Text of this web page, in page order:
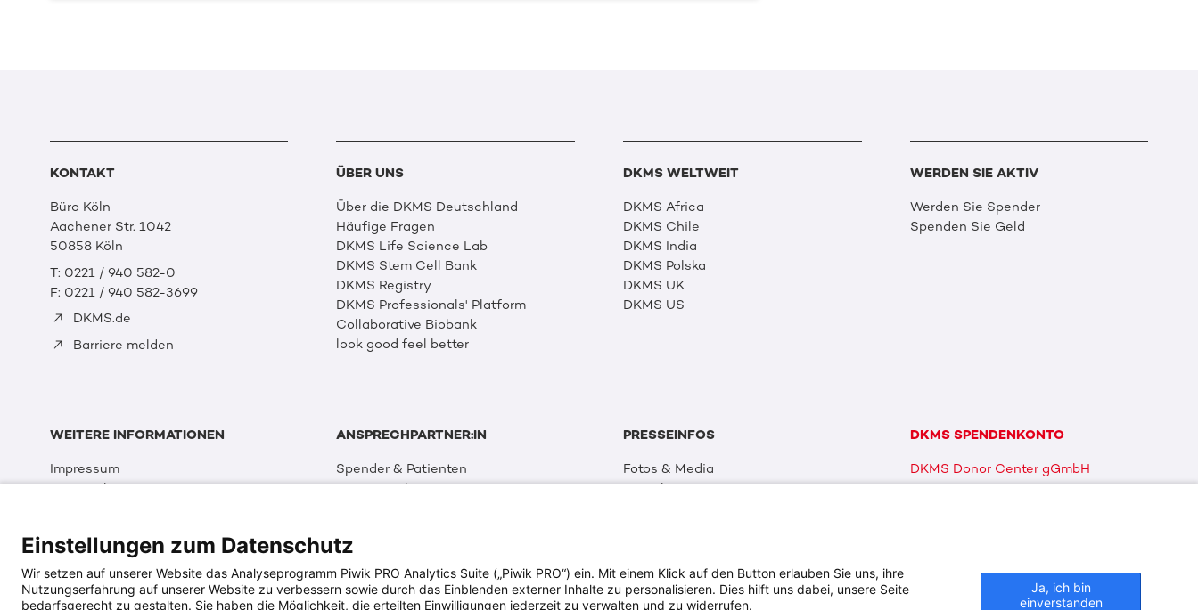
KONTAKT
Büro Köln
Aachener Str. 1042
50858 Köln
T: 0221 / 940 582-0
F: 0221 / 940 582-3699
DKMS.de
Barriere melden
ÜBER UNS
Über die DKMS Deutschland
Häufige Fragen
DKMS Life Science Lab
DKMS Stem Cell Bank
DKMS Registry
DKMS Professionals' Platform
Collaborative Biobank
look good feel better
DKMS WELTWEIT
DKMS Africa
DKMS Chile
DKMS India
DKMS Polska
DKMS UK
DKMS US
WERDEN SIE AKTIV
Werden Sie Spender
Spenden Sie Geld
WEITERE INFORMATIONEN
Impressum
Datenschutz
Erklärung zur Barrierefreiheit
ANSPRECHPARTNER:IN
Spender & Patienten
Patientenaktionen
Event
Medizin & Forschung
Organisation & Transparenz
DKMS Weltweit
PRESSEINFOS
Fotos & Media
Digitale Pressemappen
DKMS SPENDENKONTO
DKMS Donor Center gGmbH
IBAN: DE64641500200000255556
Einstellungen zum Datenschutz
Wir setzen auf unserer Website das Analyseprogramm Piwik PRO Analytics Suite („Piwik PRO“) ein. Mit einem Klick auf den Button erlauben Sie uns, ihre
Nutzungserfahrung auf unserer Website zu verbessern sowie durch das Einblenden externer Inhalte zu personalisieren. Dies hilft uns dabei, unsere Seite
bedarfsgerecht zu gestalten. Sie haben die Möglichkeit, die erteilten Einwilligungen jederzeit zu verwalten und zu widerrufen.
Ja, ich bin
einverstanden